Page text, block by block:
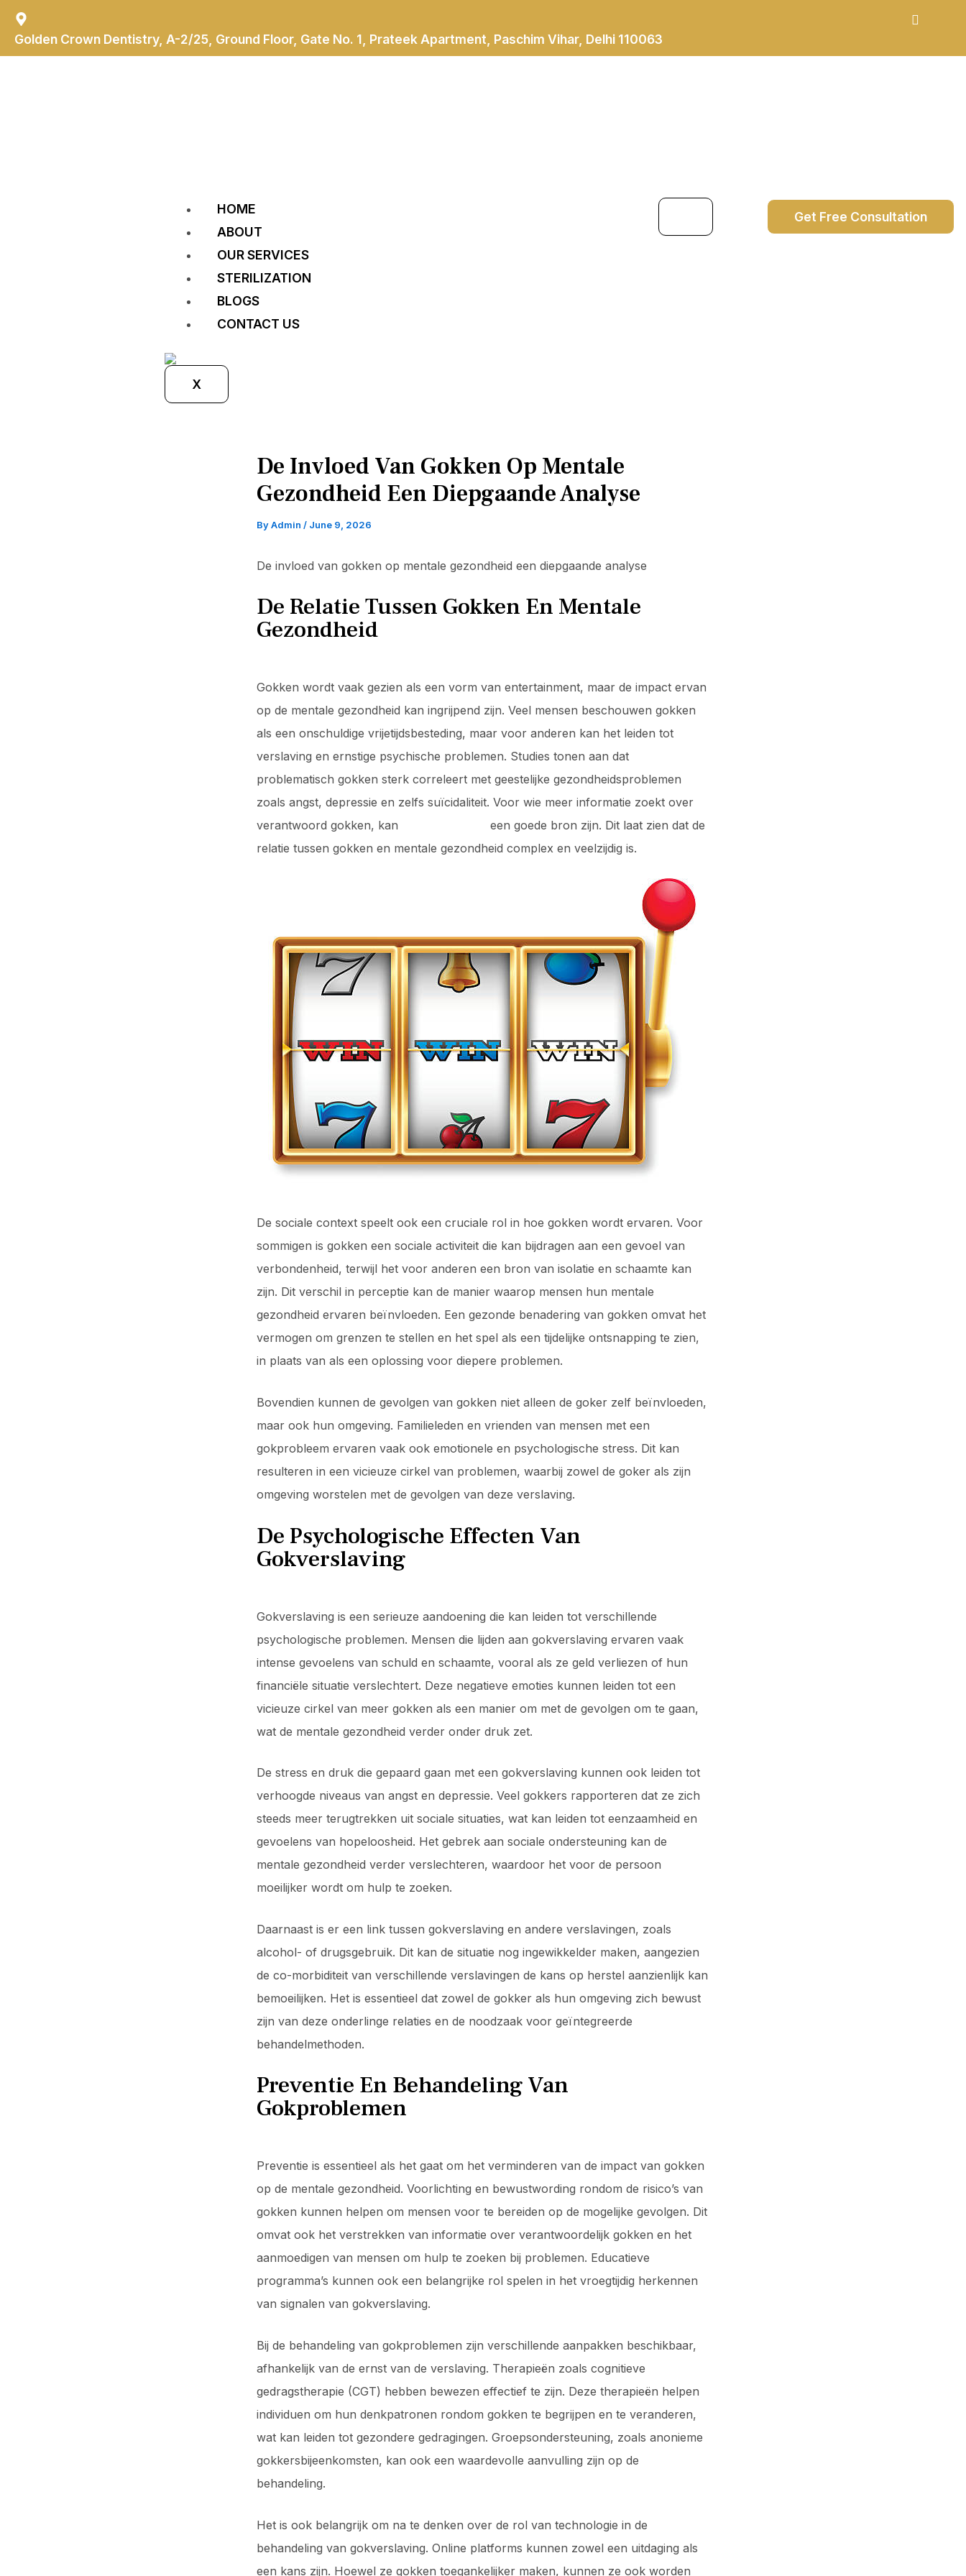
Content
Golden Crown Dentistry, A-2/25, Ground Floor, Gate No. 1, Prateek Apartment, Paschim Vihar, Delhi 110063
HOME
ABOUT
OUR SERVICES
STERILIZATION
BLOGS
CONTACT US
X
Get Free Consultation
De Invloed Van Gokken Op Mentale
Gezondheid Een Diepgaande Analyse
ByAdmin / June 9, 2026
De invloed van gokken op mentale gezondheid een diepgaande analyse
De Relatie Tussen Gokken En Mentale
Gezondheid
Gokken wordt vaak gezien als een vorm van entertainment, maar de impact ervan
op de mentale gezondheid kan ingrijpend zijn. Veel mensen beschouwen gokken
als een onschuldige vrijetijdsbesteding, maar voor anderen kan het leiden tot
verslaving en ernstige psychische problemen. Studies tonen aan dat
problematisch gokken sterk correleert met geestelijke gezondheidsproblemen
zoals angst, depressie en zelfs suïcidaliteit. Voor wie meer informatie zoekt over
verantwoord gokken, kan
een goede bron zijn. Dit laat zien dat de
relatie tussen gokken en mentale gezondheid complex en veelzijdig is.
De sociale context speelt ook een cruciale rol in hoe gokken wordt ervaren. Voor
sommigen is gokken een sociale activiteit die kan bijdragen aan een gevoel van
verbondenheid, terwijl het voor anderen een bron van isolatie en schaamte kan
zijn. Dit verschil in perceptie kan de manier waarop mensen hun mentale
gezondheid ervaren beïnvloeden. Een gezonde benadering van gokken omvat het
vermogen om grenzen te stellen en het spel als een tijdelijke ontsnapping te zien,
in plaats van als een oplossing voor diepere problemen.
Bovendien kunnen de gevolgen van gokken niet alleen de goker zelf beïnvloeden,
maar ook hun omgeving. Familieleden en vrienden van mensen met een
gokprobleem ervaren vaak ook emotionele en psychologische stress. Dit kan
resulteren in een vicieuze cirkel van problemen, waarbij zowel de goker als zijn
omgeving worstelen met de gevolgen van deze verslaving.
De Psychologische Effecten Van
Gokverslaving
Gokverslaving is een serieuze aandoening die kan leiden tot verschillende
psychologische problemen. Mensen die lijden aan gokverslaving ervaren vaak
intense gevoelens van schuld en schaamte, vooral als ze geld verliezen of hun
financiële situatie verslechtert. Deze negatieve emoties kunnen leiden tot een
vicieuze cirkel van meer gokken als een manier om met de gevolgen om te gaan,
wat de mentale gezondheid verder onder druk zet.
De stress en druk die gepaard gaan met een gokverslaving kunnen ook leiden tot
verhoogde niveaus van angst en depressie. Veel gokkers rapporteren dat ze zich
steeds meer terugtrekken uit sociale situaties, wat kan leiden tot eenzaamheid en
gevoelens van hopeloosheid. Het gebrek aan sociale ondersteuning kan de
mentale gezondheid verder verslechteren, waardoor het voor de persoon
moeilijker wordt om hulp te zoeken.
Daarnaast is er een link tussen gokverslaving en andere verslavingen, zoals
alcohol- of drugsgebruik. Dit kan de situatie nog ingewikkelder maken, aangezien
de co-morbiditeit van verschillende verslavingen de kans op herstel aanzienlijk kan
bemoeilijken. Het is essentieel dat zowel de gokker als hun omgeving zich bewust
zijn van deze onderlinge relaties en de noodzaak voor geïntegreerde
behandelmethoden.
Preventie En Behandeling Van
Gokproblemen
Preventie is essentieel als het gaat om het verminderen van de impact van gokken
op de mentale gezondheid. Voorlichting en bewustwording rondom de risico’s van
gokken kunnen helpen om mensen voor te bereiden op de mogelijke gevolgen. Dit
omvat ook het verstrekken van informatie over verantwoordelijk gokken en het
aanmoedigen van mensen om hulp te zoeken bij problemen. Educatieve
programma’s kunnen ook een belangrijke rol spelen in het vroegtijdig herkennen
van signalen van gokverslaving.
Bij de behandeling van gokproblemen zijn verschillende aanpakken beschikbaar,
afhankelijk van de ernst van de verslaving. Therapieën zoals cognitieve
gedragstherapie (CGT) hebben bewezen effectief te zijn. Deze therapieën helpen
individuen om hun denkpatronen rondom gokken te begrijpen en te veranderen,
wat kan leiden tot gezondere gedragingen. Groepsondersteuning, zoals anonieme
gokkersbijeenkomsten, kan ook een waardevolle aanvulling zijn op de
behandeling.
Het is ook belangrijk om na te denken over de rol van technologie in de
behandeling van gokverslaving. Online platforms kunnen zowel een uitdaging als
een kans zijn. Hoewel ze gokken toegankelijker maken, kunnen ze ook worden